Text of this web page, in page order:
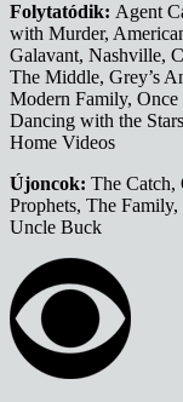
Folytatódik: Agent
with Murder,
Galavant, Nashville,
The Middle, Grey’s
Modern Family,
Dancing with the
Home Videos
Újoncok: The Catch,
Prophets, The
Uncle Buck